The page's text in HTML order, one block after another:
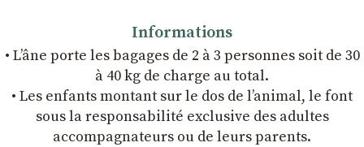
Informations
• L’âne porte les bagages de 2 à 3 personnes soit de 30
à 40 kg de charge au total.
• Les enfants montant sur le dos de l’animal, le font
sous la responsabilité exclusive des adultes
accompagnateurs ou de leurs parents.